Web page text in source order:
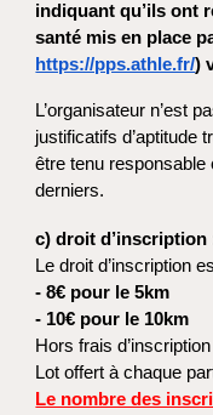
indiquant qu’ils ont
santé mis en place
https://pps.athle.fr/)
L’organisateur n’est
justificatifs d’aptitude
être tenu responsable
derniers.
c) droit d’inscription
Le droit d’inscription
- 8€ pour le 5km
- 10€ pour le 10km
Hors frais
Lot offert à chaque
Le nombre des